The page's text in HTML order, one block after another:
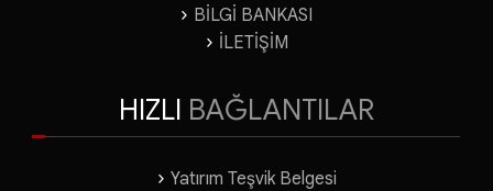
BİLGİ BANKASI
İLETİŞİM
HIZLI BAĞLANTILAR
Yatırım Teşvik Belgesi